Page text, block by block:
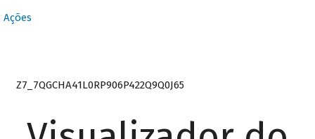
Ações
Z7_7QGCHA41L0RP906P422Q9Q0J65